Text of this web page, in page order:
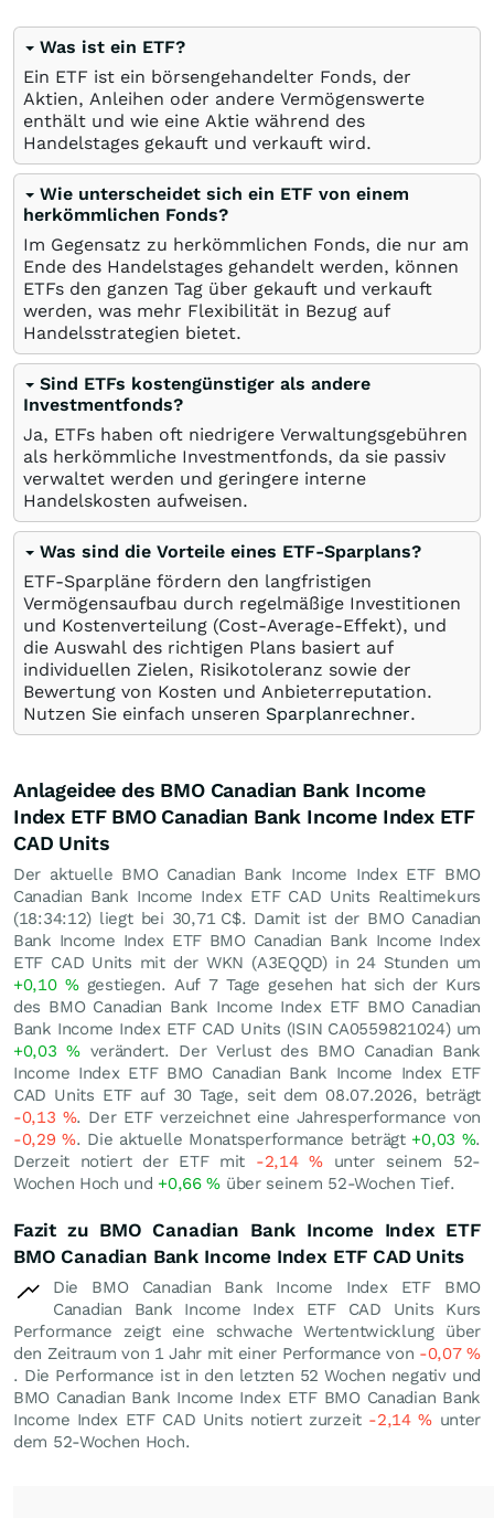
Was ist ein ETF?
Ein ETF ist ein börsengehandelter Fonds, der
Aktien, Anleihen oder andere Vermögenswerte
enthält und wie eine Aktie während des
Handelstages gekauft und verkauft wird.
Wie unterscheidet sich ein ETF von einem
herkömmlichen Fonds?
Im Gegensatz zu herkömmlichen Fonds, die nur am
Ende des Handelstages gehandelt werden, können
ETFs den ganzen Tag über gekauft und verkauft
werden, was mehr Flexibilität in Bezug auf
Handelsstrategien bietet.
Sind ETFs kostengünstiger als andere
Investmentfonds?
Ja, ETFs haben oft niedrigere Verwaltungsgebühren
als herkömmliche Investmentfonds, da sie passiv
verwaltet werden und geringere interne
Handelskosten aufweisen.
Was sind die Vorteile eines ETF-Sparplans?
ETF-Sparpläne fördern den langfristigen
Vermögensaufbau durch regelmäßige Investitionen
und Kostenverteilung (Cost-Average-Effekt), und
die Auswahl des richtigen Plans basiert auf
individuellen Zielen, Risikotoleranz sowie der
Bewertung von Kosten und Anbieterreputation.
Nutzen Sie einfach unseren Sparplanrechner.
Anlageidee des BMO Canadian Bank Income
Index ETF BMO Canadian Bank Income Index ETF
CAD Units
Der aktuelle BMO Canadian Bank Income Index ETF BMO
Canadian Bank Income Index ETF CAD Units Realtimekurs
(18:34:12) liegt bei 30,71 C$. Damit ist der BMO Canadian
Bank Income Index ETF BMO Canadian Bank Income Index
ETF CAD Units mit der WKN (A3EQQD) in 24 Stunden um
+0,10 %gestiegen. Auf 7 Tage gesehen hat sich der Kurs
des BMO Canadian Bank Income Index ETF BMO Canadian
Bank Income Index ETF CAD Units (ISIN CA0559821024) um
+0,03%verändert. Der Verlust des BMO Canadian Bank
Income Index ETF BMO Canadian Bank Income Index ETF
CAD Units ETF auf 30 Tage, seit dem 08.07.2026, beträgt
-0,13 %. Der ETF verzeichnet eine Jahresperformance von
-0,29%. Die aktuelle Monatsperformance beträgt +0,03 %.
Derzeit notiert der ETF mit -2,14%unter seinem 52-
Wochen Hoch und +0,66% über seinem 52-Wochen Tief.
Fazit zu BMO Canadian Bank Income Index ETF
BMO Canadian Bank Income Index ETF CAD Units
Die BMO Canadian Bank Income Index ETF BMO
Canadian Bank Income Index ETF CAD Units Kurs
Performance zeigt eine schwache Wertentwicklung über
den Zeitraum von 1 Jahr mit einer Performance von -0,07%
. Die Performance ist in den letzten 52 Wochen negativ und
BMO Canadian Bank Income Index ETF BMO Canadian Bank
Income Index ETF CAD Units notiert zurzeit -2,14% unter
dem 52-Wochen Hoch.